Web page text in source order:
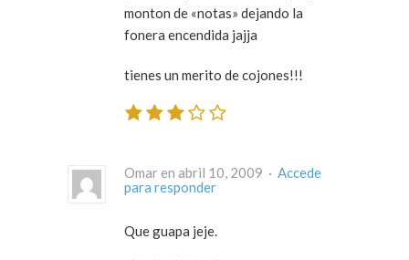
monton de «notas» dejando la
fonera encendida jajja
tienes un merito de cojones!!!
Omar en abril 10, 2009 · Accede
para responder
Que guapa jeje.